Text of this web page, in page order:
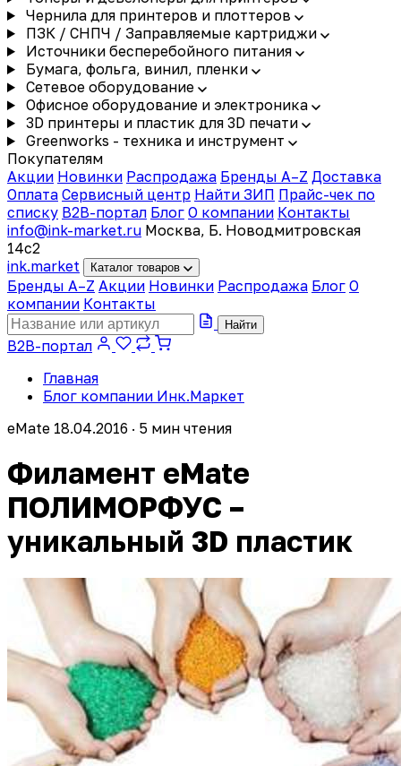
Чернила для принтеров и плоттеров
ПЗК / СНПЧ / Заправляемые картриджи
Источники бесперебойного питания
Бумага, фольга, винил, пленки
Сетевое оборудование
Офисное оборудование и электроника
3D принтеры и пластик для 3D печати
Greenworks - техника и инструмент
Покупателям
Акции Новинки Распродажа Бренды A–Z Доставка
Оплата Сервисный центр Найти ЗИП Прайс-чек по
списку B2B-портал Блог О компании Контакты
info@ink-market.ru Москва, Б. Новодмитровская
14с2
ink.market Каталог товаров
Бренды A–Z Акции Новинки Распродажа Блог О
компании Контакты
Найти
B2B-портал
Главная
Блог компании Инк.Маркет
eMate 18.04.2016 · 5 мин чтения
Филамент eMate
ПОЛИМОРФУС –
уникальный 3D пластик